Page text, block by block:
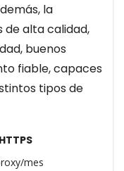
la
alta calidad,
buenos
fiable, capaces
tipos de
mes